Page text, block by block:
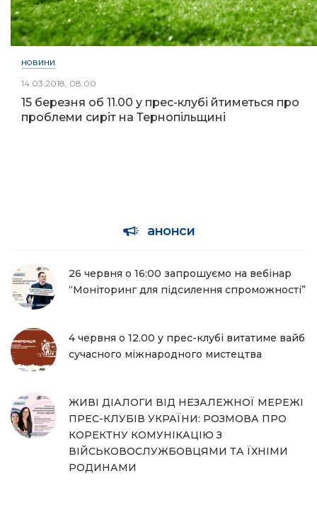
НОВИНИ
14.03.2018, 08:00
15 березня об 11.00 у прес-клубі йтиметься про
проблеми сиріт на Тернопільщині
анонси
26 червня о 16:00 запрошуємо на вебінар
“Моніторинг для підсилення спроможності”
4 червня о 12.00 у прес-клубі витатиме вайб
сучасного міжнародного мистецтва
ЖИВІ ДІАЛОГИ ВІД НЕЗАЛЕЖНОЇ МЕРЕЖІ
ПРЕС-КЛУБІВ УКРАЇНИ: РОЗМОВА ПРО
КОРЕКТНУ КОМУНІКАЦІЮ З
ВІЙСЬКОВОСЛУЖБОВЦЯМИ ТА ЇХНІМИ
РОДИНАМИ